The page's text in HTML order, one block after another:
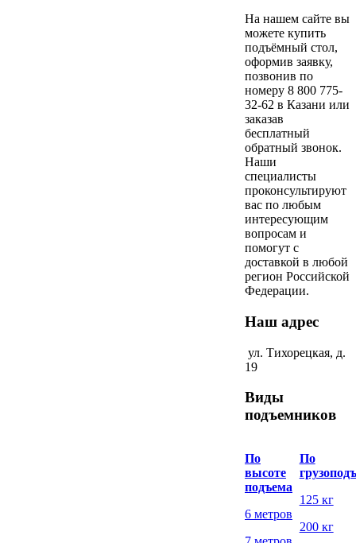
На нашем сайте вы
можете купить
подъёмный стол,
оформив заявку,
позвонив по
номеру 8 800 775-
32-62 в Казани или
заказав
бесплатный
обратный звонок.
Наши
специалисты
проконсультируют
вас по любым
интересующим
вопросам и
помогут с
доставкой в любой
регион Российской
Федерации.
Наш адрес
ул. Тихорецкая, д.
19
Виды
подъемников
По
высоте
подъема
6 метров
По
125 кг
200 кг